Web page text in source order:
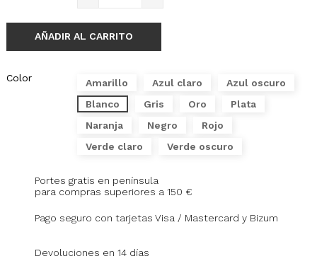
AÑADIR AL CARRITO
Color Amarillo Azul claro
Azul oscuro
Blanco
Gris Oro
Plata
Naranja
Negro
Rojo
Verde claro
Verde oscuro
Portes gratis en península
para compras superiores a 150 €
Pago seguro con tarjetas Visa / Mastercard y Bizum
Devoluciones en 14 días